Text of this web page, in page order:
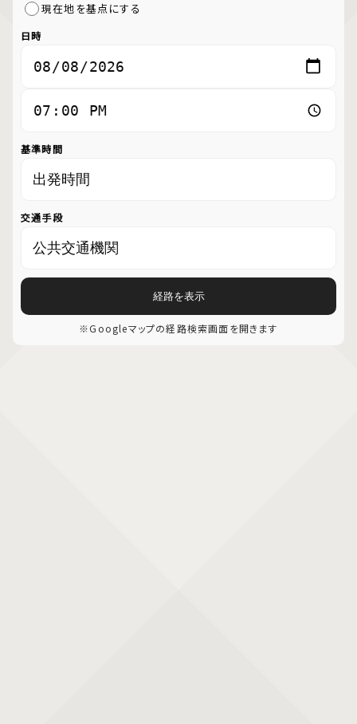
現在地を基点にする
日時
基準時間
交通手段
経路を表示
※Googleマップの経路検索画面を開きます